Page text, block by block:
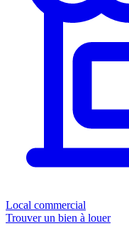
Local commercial
Trouver un bien à louer